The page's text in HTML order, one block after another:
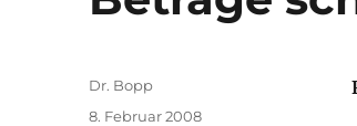
Autor
Dr. Bopp
Veröffentlicht
8. Februar 2008